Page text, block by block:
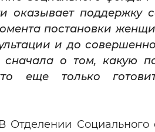
оказывает поддержку
постановки
и до
сначала о том, какую
еще только
Отделении Социального